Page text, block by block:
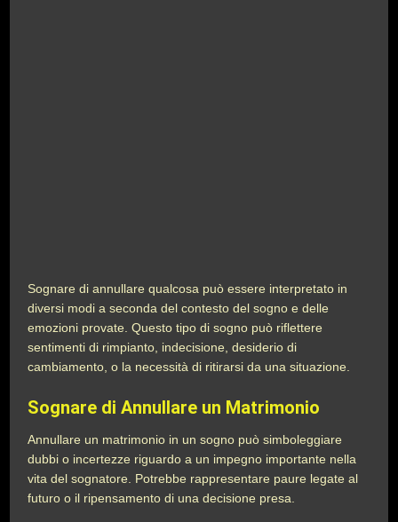
Sognare di annullare qualcosa può essere interpretato in
diversi modi a seconda del contesto del sogno e delle
emozioni provate. Questo tipo di sogno può riflettere
sentimenti di rimpianto, indecisione, desiderio di
cambiamento, o la necessità di ritirarsi da una situazione.
Sognare di Annullare un Matrimonio
Annullare un matrimonio in un sogno può simboleggiare
dubbi o incertezze riguardo a un impegno importante nella
vita del sognatore. Potrebbe rappresentare paure legate al
futuro o il ripensamento di una decisione presa.